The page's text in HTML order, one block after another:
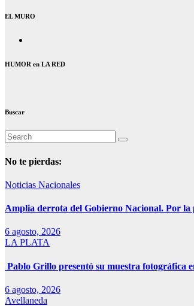
EL MURO
HUMOR en LA RED
Buscar
No te pierdas:
Noticias Nacionales
Amplia derrota del Gobierno Nacional. Por
6 agosto, 2026
LA PLATA
Pablo Grillo presentó su muestra fotográfica
6 agosto, 2026
Avellaneda